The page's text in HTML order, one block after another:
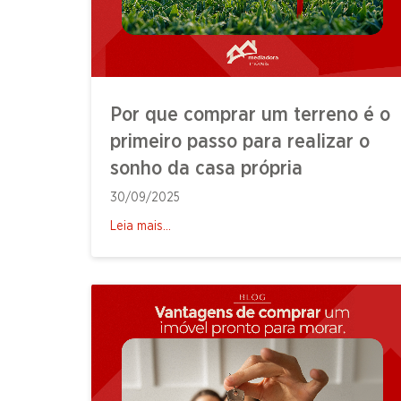
Por que comprar um terreno é o
primeiro passo para realizar o
sonho da casa própria
30/09/2025
Leia mais...